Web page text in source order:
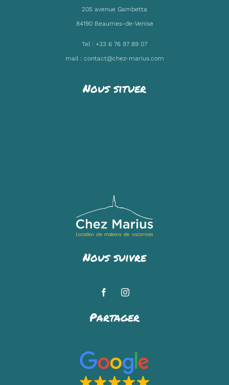
205 avenue Gambetta
84190 Beaumes-de-Venise
Tel : +33 6 76 97 89 07
mail : contact@chez-marius.com
Nous situer
Nous suivre
Partager